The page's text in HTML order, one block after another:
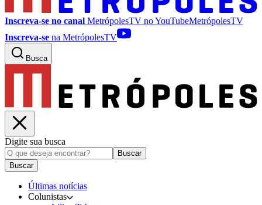
Inscreva-se no canal MetrópolesTV noYouTubeMetrópolesTV
Inscreva-se na MetrópolesTV
Busca
Digite sua busca
Buscar
Buscar
Últimas notícias
Colunistas